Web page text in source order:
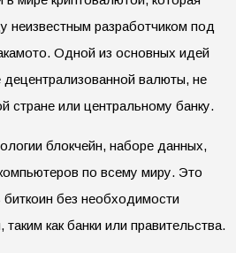
неизвестным разработчиком под
Одной из основных идей
валюты, не
стране или центральному банку.
блокчейн, наборе данных,
по всему миру. Это
без необходимости
как банки или правительства.